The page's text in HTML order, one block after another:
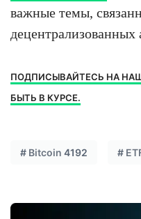
важные темы,
ПОДПИСЫВАЙТЕСЬ НА
БЫТЬ В КУРСЕ.
# Bitcoin 4192 #